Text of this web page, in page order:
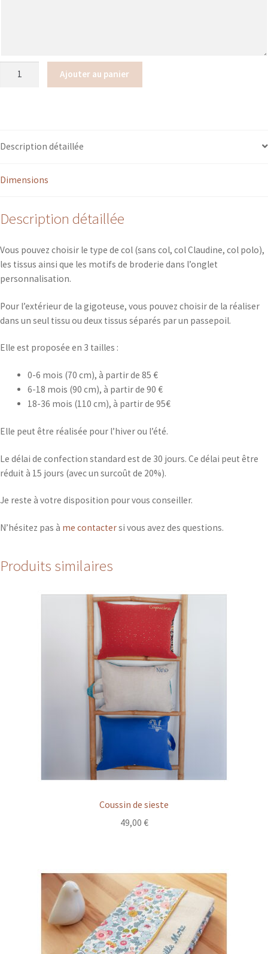
quantité
Ajouter au panier
Description détaillée
Dimensions
Description détaillée
Vous pouvez choisir le type de col (sans col, col Claudine, col polo),
les tissus ainsi que les motifs de broderie dans l’onglet
personnalisation.
Pour l’extérieur de la gigoteuse, vous pouvez choisir de la réaliser
dans un seul tissu ou deux tissus séparés par un passepoil.
Elle est proposée en 3 tailles :
0-6 mois (70 cm), à partir de 85 €
6-18 mois (90 cm), à partir de 90 €
18-36 mois (110 cm), à partir de 95€
Elle peut être réalisée pour l’hiver ou l’été.
Le délai de confection standard est de 30 jours. Ce délai peut être
réduit à 15 jours (avec un surcoût de 20%).
Je reste à votre disposition pour vous conseiller.
N’hésitez pas à me contactersi vous avez des questions.
Produits similaires
Coussin de sieste
49,00 €